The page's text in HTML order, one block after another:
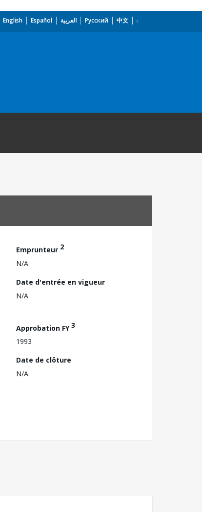
English Español العربية Русский 中文
Emprunteur 2
N/A
Date d'entrée en vigueur
N/A
Approbation FY3
1993
Date de clôture
N/A